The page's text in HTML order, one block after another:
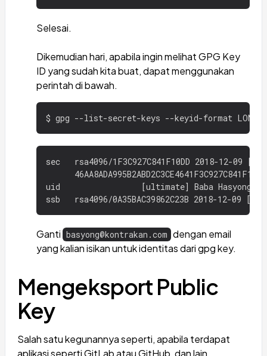
Selesai.
Dikemudian hari, apabila ingin melihat GPG Key
ID yang sudah kita buat, dapat menggunakan
perintah di bawah.
sec   rsa4096/1F3C927C841F10DD 2018-12-09 [SC]
      46AA8ADA995B2ABD2C3CE4641F3C927C841F10DD
uid                 [ultimate] Baba Hasyong
Ganti basyong@kontrakan.com dengan email
yang kalian isikan untuk identitas dari gpg key.
Mengeksport Public
Key
Salah satu kegunannya seperti, apabila terdapat
aplikasi seperti GitLab atau GitHub, dan lain